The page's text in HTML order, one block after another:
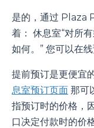
是的，通过 Plaza
着： 休息室“对所
如何。” 您可以在
提前预订是更便宜
息室预订页面 那可
指预订时的价格，
口决定付款时的价格